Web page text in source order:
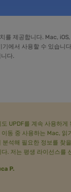
니다. Mac, iOS,
용할 수 있습니다. 평
를 계속 사용하게 된 가장
용하는 Mac, 읽기용
요한 정보를 찾을 수 있
생 라이선스를 선택했